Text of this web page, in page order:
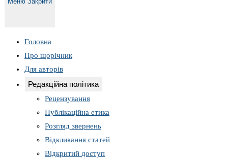
Головна
Про щорічник
Для авторів
Редакційна політика
Рецензування
Публікаційна етика
Розгляд звернень
Відкликання статей
Відкритий доступ